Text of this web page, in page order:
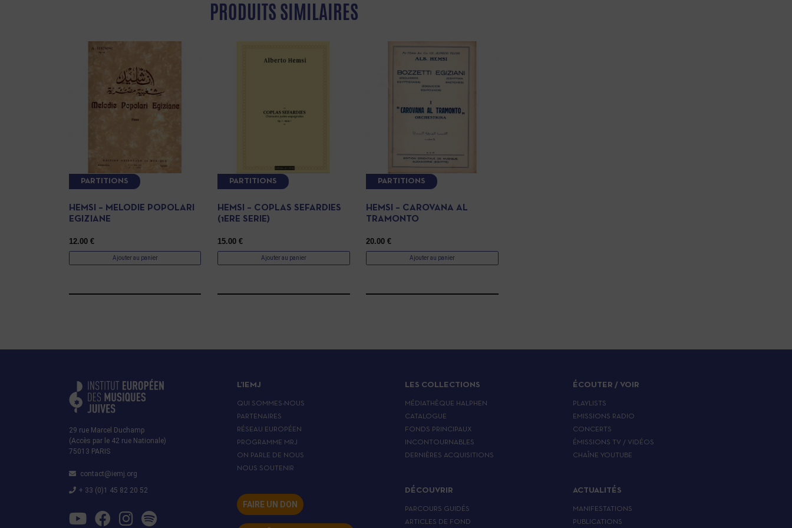
PRODUITS SIMILAIRES
PARTITIONS
HEMSI – MELODIE POPOLARI
EGIZIANE
12.00 €
Ajouter au panier
PARTITIONS
HEMSI – COPLAS SEFARDIES
(1ERE SERIE)
15.00€
Ajouter au panier
PARTITIONS
HEMSI – CAROVANA AL
TRAMONTO
20.00€
Ajouter au panier
29 rue Marcel Duchamp
(Accès par le 42 rue Nationale)
75013 PARIS
contact@iemj.org
+ 33 (0)1 45 82 20 52
L’IEMJ
QUI SOMMES-NOUS
PARTENAIRES
RÉSEAU EUROPÉEN
PROGRAMME MRJ
ON PARLE DE NOUS
NOUS SOUTENIR
FAIRE UN DON
LES COLLECTIONS
MÉDIATHÈQUE HALPHEN
CATALOGUE
FONDS PRINCIPAUX
INCONTOURNABLES
DERNIÈRES ACQUISITIONS
DÉCOUVRIR
PARCOURS GUIDÉS
ARTICLES DE FOND
ÉCOUTER / VOIR
PLAYLISTS
EMISSIONS RADIO
CONCERTS
ÉMISSIONS TV / VIDÉOS
CHAÎNE YOUTUBE
ACTUALITÉS
MANIFESTATIONS
PUBLICATIONS